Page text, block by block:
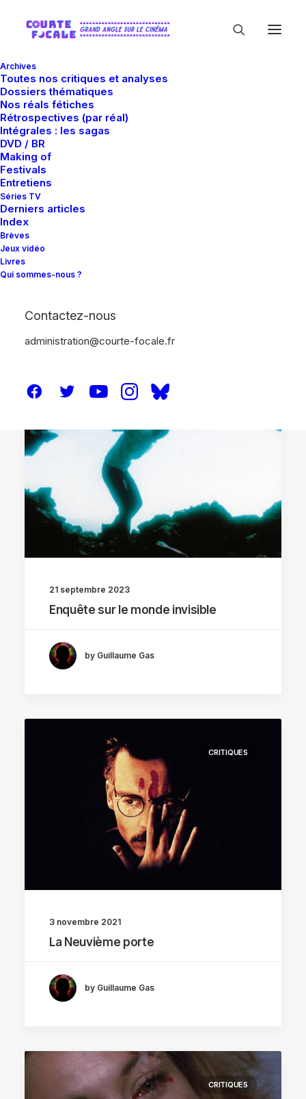
Archives
Toutes nos critiques et analyses
Dossiers thématiques
Nos réals fétiches
Rétrospectives (par réal)
Intégrales : les sagas
DVD / BR
Making of
Festivals
Entretiens
Séries TV
Derniers articles
Index
Brèves
Jeux vidéo
Livres
Qui sommes-nous ?
Contactez-nous
administration@courte-focale.fr
21 septembre 2023
Enquête sur le monde invisible
by Guillaume Gas
CRITIQUES
3 novembre 2021
La Neuvième porte
by Guillaume Gas
CRITIQUES